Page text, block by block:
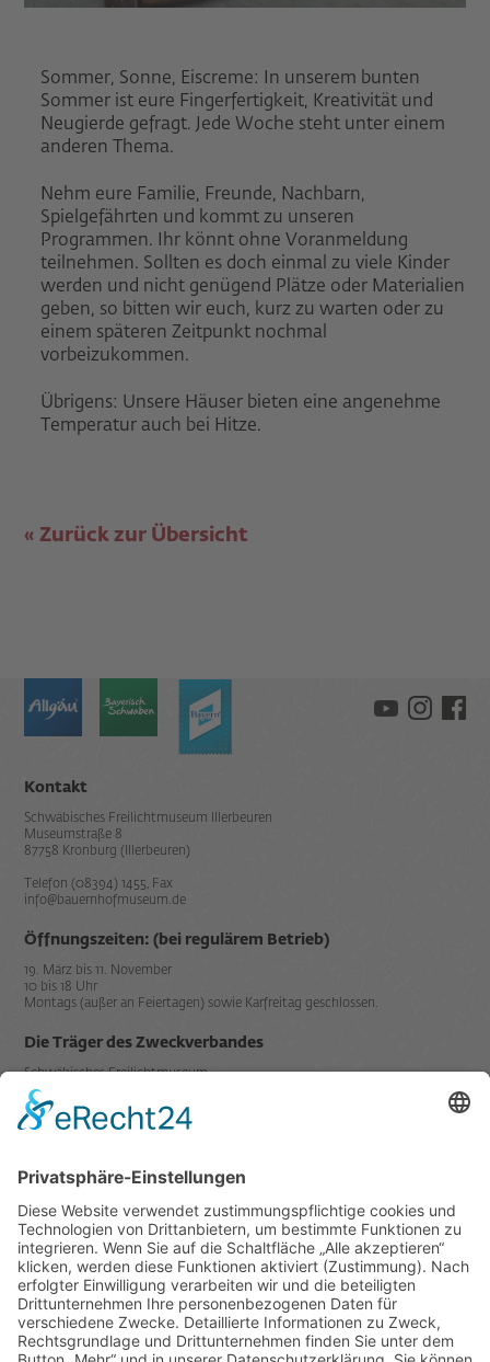
Sommer, Sonne, Eiscreme: In unserem bunten
Sommer ist eure Fingerfertigkeit, Kreativität und
Neugierde gefragt. Jede Woche steht unter einem
anderen Thema.
Nehm eure Familie, Freunde, Nachbarn,
Spielgefährten und kommt zu unseren
Programmen. Ihr könnt ohne Voranmeldung
teilnehmen. Sollten es doch einmal zu viele Kinder
werden und nicht genügend Plätze oder Materialien
geben, so bitten wir euch, kurz zu warten oder zu
einem späteren Zeitpunkt nochmal
vorbeizukommen.
Übrigens: Unsere Häuser bieten eine angenehme
Temperatur auch bei Hitze.
Zurück zur Übersicht
Kontakt
Schwäbisches Freilichtmuseum Illerbeuren
Museumstraße 8
87758 Kronburg (Illerbeuren)
Telefon (08394) 1455, Fax
info@bauernhofmuseum.de
Öffnungszeiten: (bei regulärem Betrieb)
19. März bis 11. November
10 bis 18 Uhr
Montags (außer an Feiertagen) sowie Karfreitag geschlossen.
Die Träger des Zweckverbandes
Schwäbisches Freilichtmuseum
Illerbeuren sind der
Datenschutz
Impressum
Links